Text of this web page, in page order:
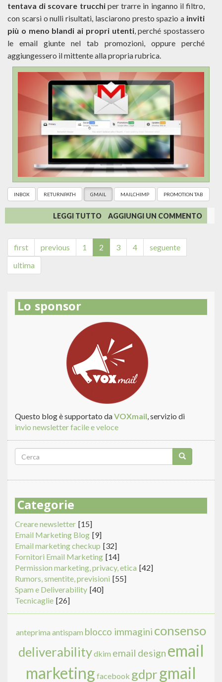
tentava di scovare trucchi per trarre in inganno il filtro,
con scarsi o nulli risultati, lasciarono presto spazio a inviti
più o meno blandi ai propri utenti, perché spostassero
le email giunte nel tab promozioni, oppure perché
aggiungessero il mittente alla propria rubrica.
INBOX RETURNPATH GMAIL MAILCHIMP PROMOTION TAB
LEGGI TUTTO SU
IL
DEL
TAB
AGGIUNGI UN COMMENTO
first previous 1 2 3 4
seguente
ultima
Lo sponsor
Questo blog è supportato daVOXmail, servizio di
invio newsletter facile e veloce
Form
di
ricerca
Categorie
Creare newsletter [15]
Email Marketing Blog [9]
Email marketing checkup [32]
Fornitori Email Marketing [14]
Permission marketing, privacy, etica [42]
Rumors, smentite, previsioni [55]
Spam e Deliverability [40]
Tecnicaglie [26]
anteprima antispam blocco immagini consenso
deliverabilitydkim email design email
marketing facebook gdpr gmail